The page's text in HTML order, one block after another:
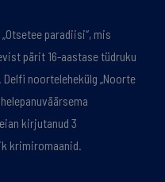
paradiisi“, mis
pärit 16-aastase tüdruku
noortelehekülg „Noorte
kirjutanud 3
krimiromaanid.